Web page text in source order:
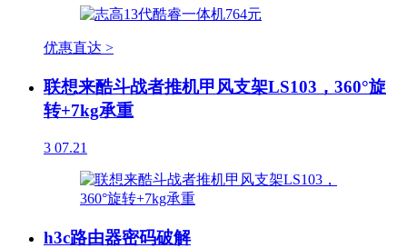
优惠直达 >
联想来酷斗战者推机甲风支架LS103，360°旋
转+7kg承重
3 07.21
h3c路由器密码破解